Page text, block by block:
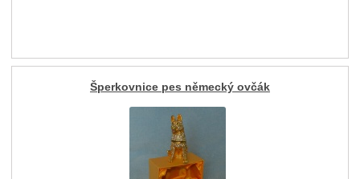
Šperkovnice pes německý ovčák